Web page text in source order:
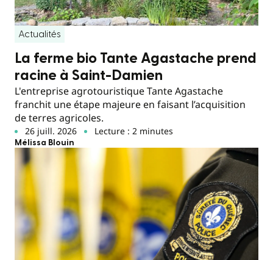
Actualités
La ferme bio Tante Agastache prend
racine à Saint-Damien
L'entreprise agrotouristique Tante Agastache
franchit une étape majeure en faisant l’acquisition
de terres agricoles.
26 juill. 2026 Lecture : 2 minutes
Mélissa Blouin